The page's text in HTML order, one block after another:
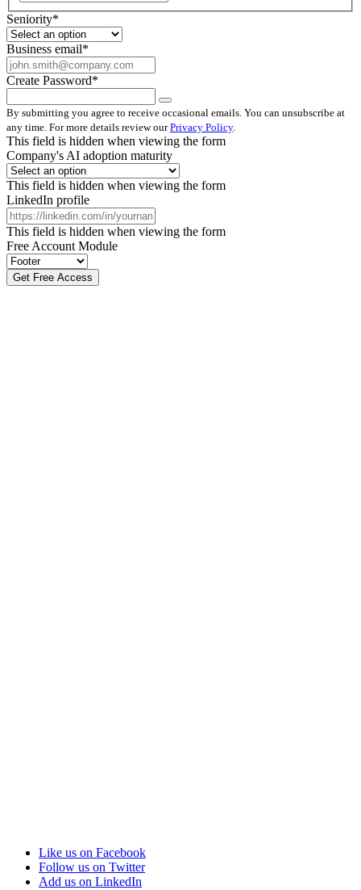
Seniority*
Business email*
Create Password*
By submitting you agree to receive occasional emails. You can unsubscribe at
any time. For more details review ourPrivacy Policy.
This field is hidden when viewing the form
Company's AI adoption maturity
This field is hidden when viewing the form
LinkedIn profile
This field is hidden when viewing the form
Free Account Module
Like us on Facebook
Follow us on Twitter
Add us on LinkedIn